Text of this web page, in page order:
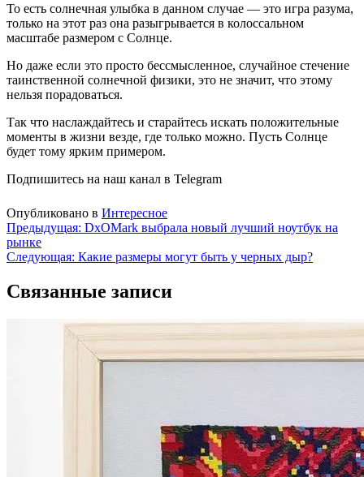
То есть солнечная улыбка в данном случае — это игра разума,
только на этот раз она разыгрывается в колоссальном
масштабе размером с Солнце.
Но даже если это просто бессмысленное, случайное стечение
таинственной солнечной физики, это не значит, что этому
нельзя порадоваться.
Так что наслаждайтесь и старайтесь искать положительные
моменты в жизни везде, где только можно. Пусть Солнце
будет тому ярким примером.
Подпишитесь на наш канал в Telegram
Опубликовано в Интересное
Навигация
по
Предыдущая: DxOMark выбрала новый лучший ноутбук на
рынке
Следующая: Какие размеры могут быть у черных дыр?
Связанные записи